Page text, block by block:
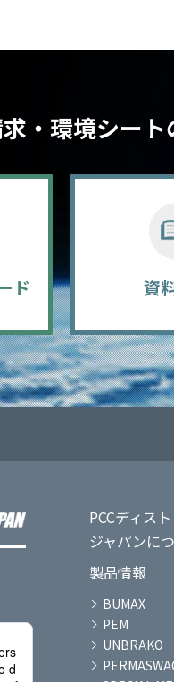
・環境シー
ド 資
PCCディス
ジャパンに
製品情報
BUMAX
PEM
UNBRAKO